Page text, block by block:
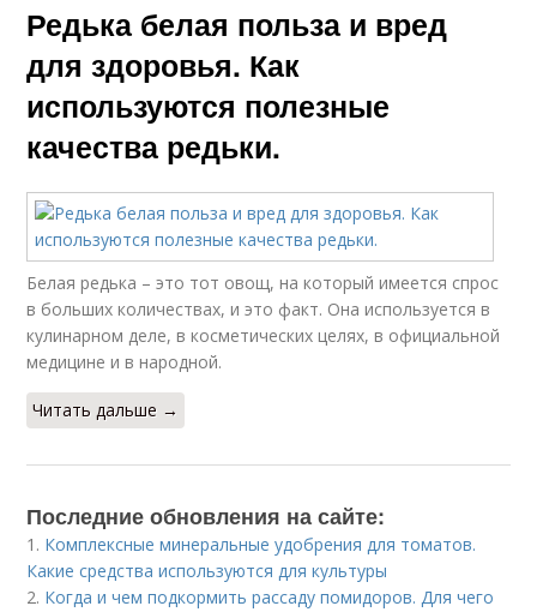
Редька белая польза и вред
для здоровья. Как
используются полезные
качества редьки.
Белая редька – это тот овощ, на который имеется спрос
в больших количествах, и это факт. Она используется в
кулинарном деле, в косметических целях, в официальной
медицине и в народной.
Читать дальше →
Последние обновления на сайте:
1. Комплексные минеральные удобрения для томатов.
Какие средства используются для культуры
2. Когда и чем подкормить рассаду помидоров. Для чего